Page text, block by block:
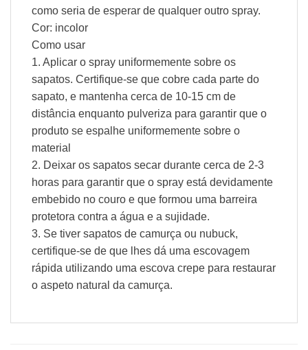
como seria de esperar de qualquer outro spray.
Cor: incolor
Como usar
1. Aplicar o spray uniformemente sobre os
sapatos. Certifique-se que cobre cada parte do
sapato, e mantenha cerca de 10-15 cm de
distância enquanto pulveriza para garantir que o
produto se espalhe uniformemente sobre o
material
2. Deixar os sapatos secar durante cerca de 2-3
horas para garantir que o spray está devidamente
embebido no couro e que formou uma barreira
protetora contra a água e a sujidade.
3. Se tiver sapatos de camurça ou nubuck,
certifique-se de que lhes dá uma escovagem
rápida utilizando uma escova crepe para restaurar
o aspeto natural da camurça.